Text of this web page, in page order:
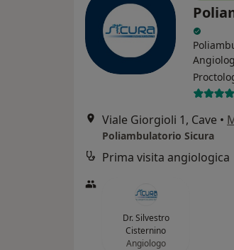
Viale Giorgioli 1, Cave •
Poliambulatorio Sicura
Prima visita angiologica
Dr. Silvestro
Cisternino
Angiologo